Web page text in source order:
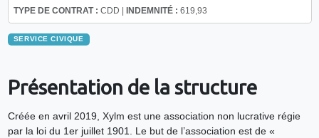
TYPE DE CONTRAT : CDD | INDEMNITÉ : 619,93
SERVICE CIVIQUE
Présentation de la structure
Créée en avril 2019, Xylm est une association non lucrative régie
par la loi du 1er juillet 1901. Le but de l’association est de «